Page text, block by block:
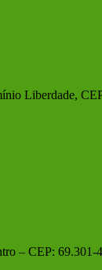
Liberdade,
– CEP: